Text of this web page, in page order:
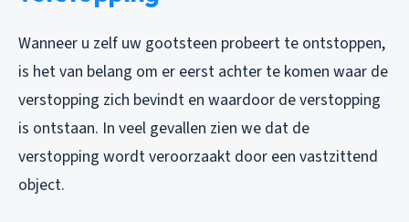
Wanneer u zelf uw gootsteen probeert te ontstoppen,
is het van belang om er eerst achter te komen waar de
verstopping zich bevindt en waardoor de verstopping
is ontstaan. In veel gevallen zien we dat de
verstopping wordt veroorzaakt door een vastzittend
object.